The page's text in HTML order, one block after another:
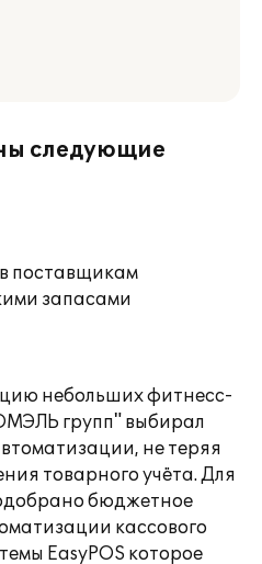
следующие
поставщикам
запасами
небольших фитнесс-
групп" выбирал
не теряя
товарного учёта. Для
бюджетное
кассового
EasyPOS которое